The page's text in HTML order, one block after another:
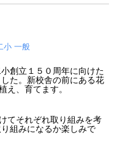
小 一般
創立１５０周年に向けた
た。新校舎の前にある花
え、育てます。
てそれぞれ取り組みを考
組みになるか楽しみで